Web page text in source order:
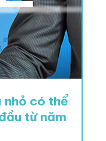
nhỏ có thể
từ năm